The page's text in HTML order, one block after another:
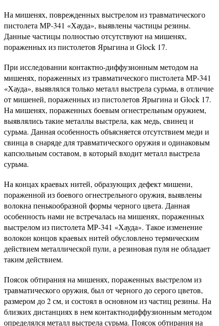
На мишенях, поврежденных выстрелом из травматического
пистолета МР-341 «Хауда», выявлены частицы резины.
Данные частицы полностью отсутствуют на мишенях,
пораженных из пистолетов Ярыгина и Glock 17.
При исследовании контактно-диффузионным методом на
мишенях, пораженных из травматического пистолета МР-341
«Хауда», выявлялся только металл выстрела сурьма, в отличие
от мишеней, пораженных из пистолетов Ярыгина и Glock 17.
На мишенях, пораженных боевым огнестрельным оружием,
выявлялись такие металлы выстрела, как медь, свинец и
сурьма. Данная особенность объясняется отсутствием меди и
свинца в снаряде для травматического оружия и одинаковым
капсюльным составом, в который входит металл выстрела
сурьма.
На концах краевых нитей, образующих дефект мишени,
пораженной из боевого огнестрельного оружия, выявлены
волокна пенькообразной формы черного цвета. Данная
особенность нами не встречалась на мишенях, пораженных
выстрелом из пистолета МР-341 «Хауда». Такое изменение
волокон концов краевых нитей обусловлено термическим
действием металлической пули, а резиновая пуля не обладает
таким действием.
Поясок обтирания на мишенях, пораженных выстрелом из
травматического оружия, был от черного до серого цветов,
размером до 2 см, и состоял в основном из частиц резины. На
близких дистанциях в нем контактнодиффузионным методом
определялся металл выстрела сурьма. Поясок обтирания на